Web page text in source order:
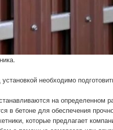
необходимо
на определенном
в бетоне для обеспечения
которые предлагает